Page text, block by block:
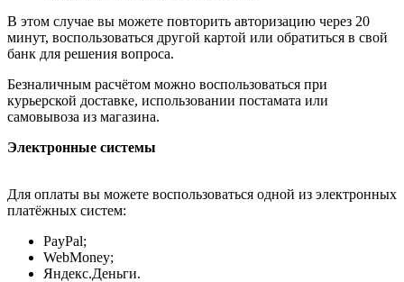
В этом случае вы можете повторить авторизацию через 20
минут, воспользоваться другой картой или обратиться в свой
банк для решения вопроса.
Безналичным расчётом можно воспользоваться при
курьерской доставке, использовании постамата или
самовывоза из магазина.
Электронные системы
Для оплаты вы можете воспользоваться одной из электронных
платёжных систем:
PayPal;
WebMoney;
Яндекс.Деньги.